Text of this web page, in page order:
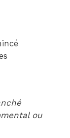
ou